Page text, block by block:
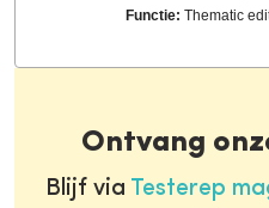
Functie:Thematic
Ontvang
Blijf via Testerep